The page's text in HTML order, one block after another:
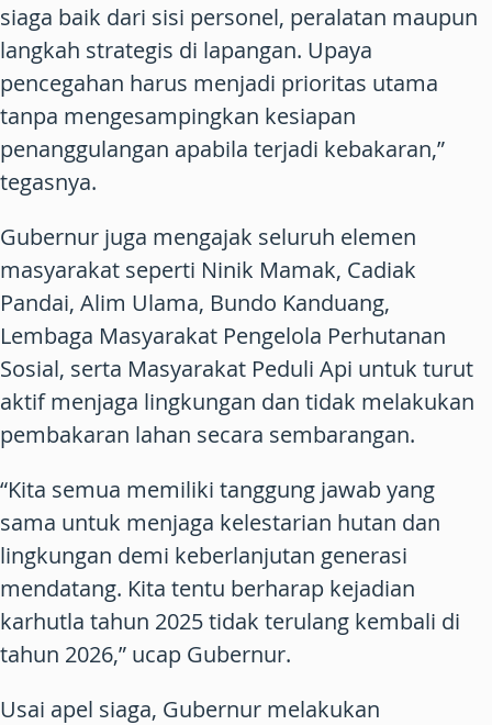
siaga baik dari sisi personel, peralatan maupun
langkah strategis di lapangan. Upaya
pencegahan harus menjadi prioritas utama
tanpa mengesampingkan kesiapan
penanggulangan apabila terjadi kebakaran,”
tegasnya.
Gubernur juga mengajak seluruh elemen
masyarakat seperti Ninik Mamak, Cadiak
Pandai, Alim Ulama, Bundo Kanduang,
Lembaga Masyarakat Pengelola Perhutanan
Sosial, serta Masyarakat Peduli Api untuk turut
aktif menjaga lingkungan dan tidak melakukan
pembakaran lahan secara sembarangan.
“Kita semua memiliki tanggung jawab yang
sama untuk menjaga kelestarian hutan dan
lingkungan demi keberlanjutan generasi
mendatang. Kita tentu berharap kejadian
karhutla tahun 2025 tidak terulang kembali di
tahun 2026,” ucap Gubernur.
Usai apel siaga, Gubernur melakukan